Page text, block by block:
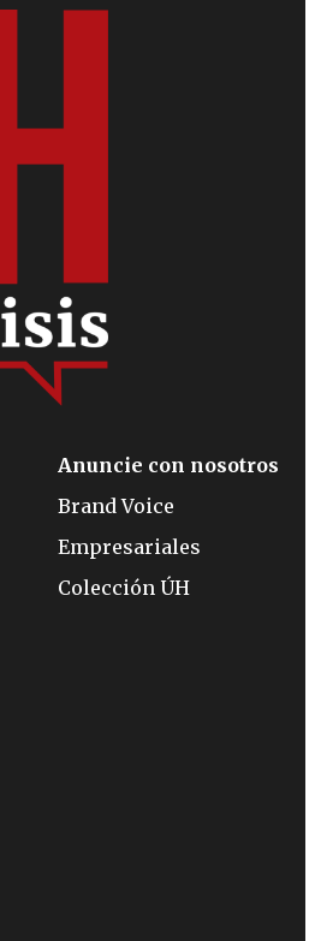
Anuncie con nosotros
Brand Voice
Empresariales
Colección ÚH